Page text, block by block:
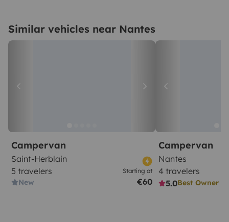
Similar vehicles near Nantes
Campervan
Saint-Herblain
5 travelers
New
Starting at
€60
Campervan
Nantes
4 travelers
5.0Best Owner